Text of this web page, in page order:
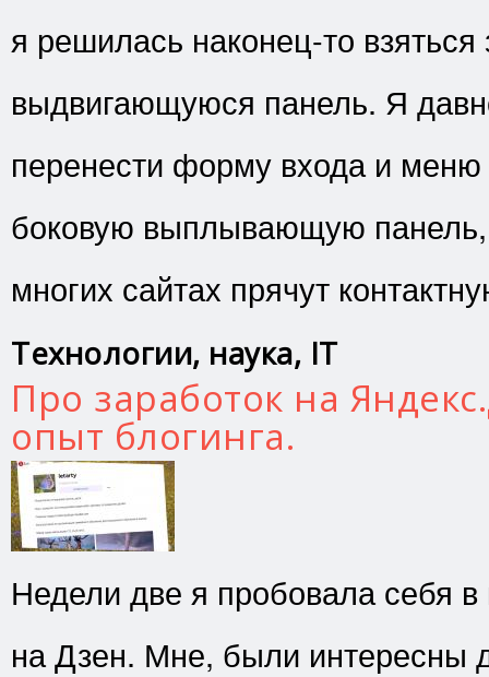
я решилась наконец-то взяться
выдвигающуюся панель. Я
перенести форму входа и меню
боковую выплывающую панель,
многих сайтах прячут
Технологии, наука, IT
Про заработок на
опыт блогинга.
Недели две я пробовала себя в
на Дзен. Мне, были интересны